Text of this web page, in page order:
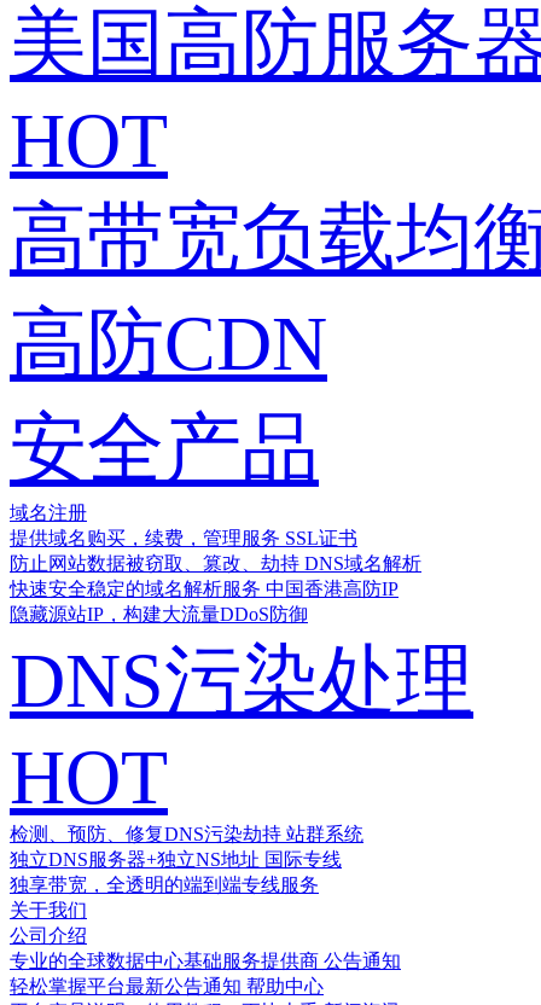
美国高防服务
HOT
高带宽负载均
高防CDN
安全产品
域名注册
提供域名购买，续费，管理服务 SSL证书
防止网站数据被窃取、篡改、劫持 DNS域名解析
快速安全稳定的域名解析服务 中国香港高防IP
隐藏源站IP，构建大流量DDoS防御
DNS污染处理
HOT
检测、预防、修复DNS污染劫持 站群系统
独立DNS服务器+独立NS地址 国际专线
独享带宽，全透明的端到端专线服务
关于我们
公司介绍
专业的全球数据中心基础服务提供商 公告通知
轻松掌握平台最新公告通知 帮助中心